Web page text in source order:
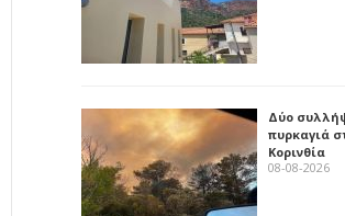
Δύο
πυρκαγιά
Κορινθία
08-08-2026